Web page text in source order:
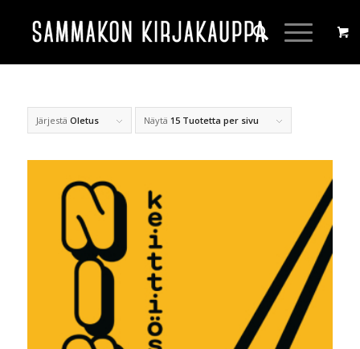
Järjestä Oletus Näytä 15 Tuotetta per sivu